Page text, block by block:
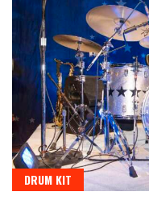
DRUM KIT